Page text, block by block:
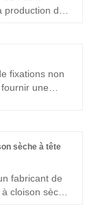
concentre sur
de
fixations non
une
une collection
sèche à tête
fabricant de
cloison sèche